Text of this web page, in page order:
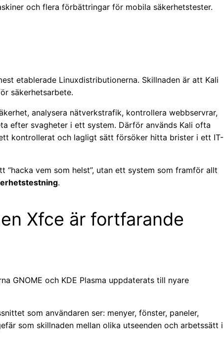
och flera förbättringar för mobila säkerhetstester.
etablerade Linuxdistributionerna. Skillnaden är att Kali
säkerhetsarbete.
analysera nätverkstrafik, kontrollera webbservrar,
efter svagheter i ett system. Därför används Kali ofta
kontrollerat och lagligt sätt försöker hitta brister i ett IT-
vem som helst”, utan ett system som framför allt
.
Xfce är fortfarande
GNOME och KDE Plasma uppdaterats till nyare
som användaren ser: menyer, fönster, paneler,
som skillnaden mellan olika utseenden och arbetssätt i